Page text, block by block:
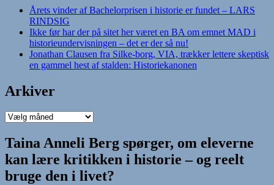
Årets vinder af Bachelorprisen i historie er fundet – LARS
RINDSIG
Ikke før har der på sitet her været en BA om emnet MAD i
historieundervisningen – det er der så nu!
Jonathan Clausen fra Silke-borg, VIA, trækker lettere skeptisk
en gammel hest af stalden: Historiekanonen
Arkiver
Arkiver
Taina Anneli Berg spørger, om eleverne
kan lære kritikken i historie – og reelt
bruge den i livet?